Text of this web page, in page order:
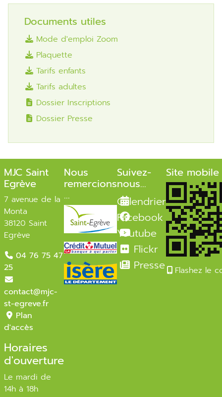
Documents utiles
Mode d'emploi Zoom
Plaquette
Tarifs enfants
Tarifs adultes
Dossier Inscriptions
Dossier Presse
MJC Saint
Egrève
7 avenue de la
Monta
38120 Saint
Egrève
04 76 75 47
25
contact@mjc-
st-egreve.fr
Plan
d'accès
Horaires
d'ouverture
Le mardi de
14h à 18h
Nous
remercions
...
Suivez-
nous...
Calendrier
Facebook
Youtube
Flickr
Presse
Site mobile
Flashez le